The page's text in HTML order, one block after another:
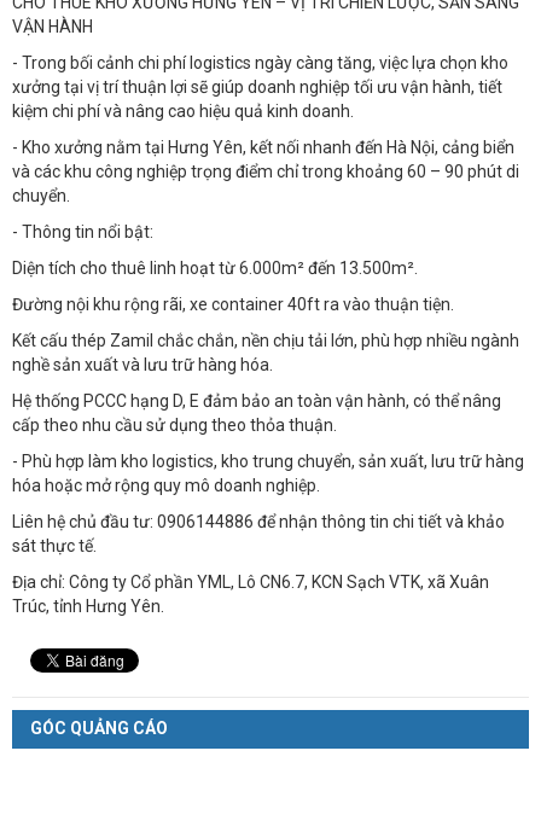
VẬN HÀNH
- Trong bối cảnh chi phí logistics ngày càng tăng, việc lựa chọn kho
xưởng tại vị trí thuận lợi sẽ giúp doanh nghiệp tối ưu vận hành, tiết
kiệm chi phí và nâng cao hiệu quả kinh doanh.
- Kho xưởng nằm tại Hưng Yên, kết nối nhanh đến Hà Nội, cảng biển
và các khu công nghiệp trọng điểm chỉ trong khoảng 60 – 90 phút di
chuyển.
- Thông tin nổi bật:
Diện tích cho thuê linh hoạt từ 6.000m² đến 13.500m².
Đường nội khu rộng rãi, xe container 40ft ra vào thuận tiện.
Kết cấu thép Zamil chắc chắn, nền chịu tải lớn, phù hợp nhiều ngành
nghề sản xuất và lưu trữ hàng hóa.
Hệ thống PCCC hạng D, E đảm bảo an toàn vận hành, có thể nâng
cấp theo nhu cầu sử dụng theo thỏa thuận.
- Phù hợp làm kho logistics, kho trung chuyển, sản xuất, lưu trữ hàng
hóa hoặc mở rộng quy mô doanh nghiệp.
Liên hệ chủ đầu tư: 0906144886 để nhận thông tin chi tiết và khảo
sát thực tế.
Địa chỉ: Công ty Cổ phần YML, Lô CN6.7, KCN Sạch VTK, xã Xuân
Trúc, tỉnh Hưng Yên.
GÓC QUẢNG CÁO